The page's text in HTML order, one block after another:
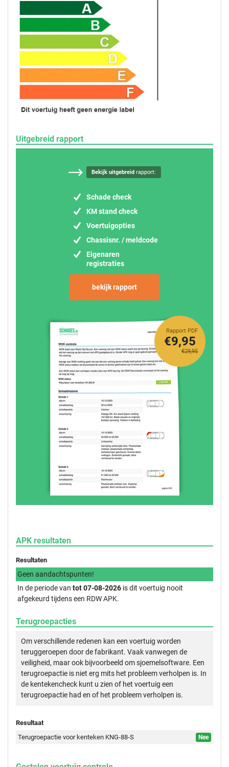
Uitgebreid rapport
Bekijk uitgebreidrapport:
Schade check
KM stand check
Voertuigopties
Chassisnr. / meldcode
Eigenaren
registraties
bekijk rapport
Rapport PDF
€29,95
€9,95
APK resultaten
Resultaten
Geen aandachtspunten!
In de periode van tot 07-08-2026 is dit voertuig nooit
afgekeurd tijdens een RDW APK.
Terugroepacties
Om verschillende redenen kan een voertuig worden
teruggeroepen door de fabrikant. Vaak vanwegen de
veiligheid, maar ook bijvoorbeeld om sjoemelsoftware. Een
terugroepactie is niet erg mits het probleem verholpen is. In
de kentekencheck kunt u zien of het voertuig een
terugroepactie had en of het probleem verholpen is.
Resultaat
Terugroepactie voor kenteken KNG-88-S
Nee